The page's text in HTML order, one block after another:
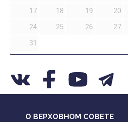
17
18 19 20
24
25 26 27
31
О ВЕРХОВНОМ СОВЕТЕ